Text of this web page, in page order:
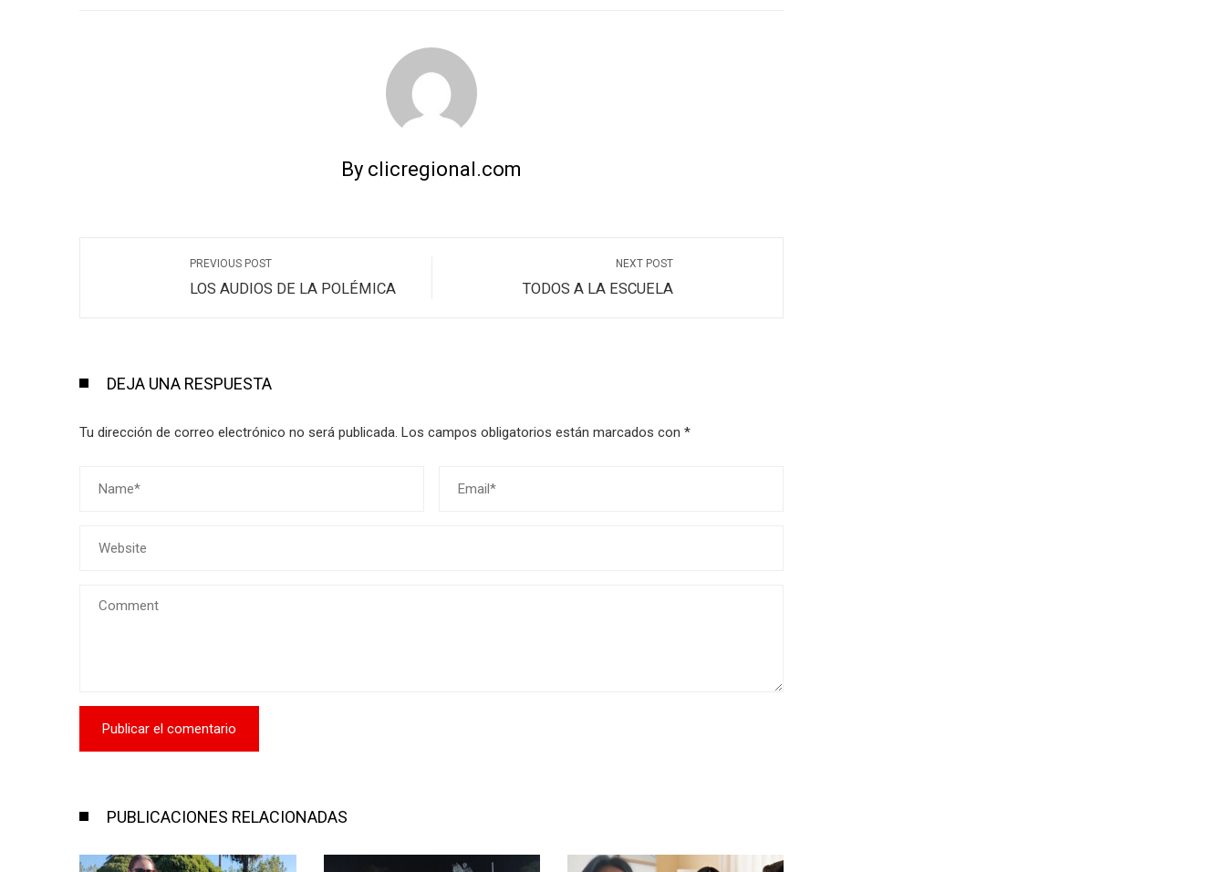
By clicregional.com
PREVIOUS POST
LOS AUDIOS DE LA POLÉMICA
NEXT POST
TODOS A LA ESCUELA
DEJA UNA RESPUESTA
Tu dirección de correo electrónico no será publicada. Los campos obligatorios están marcados con *
PUBLICACIONES RELACIONADAS